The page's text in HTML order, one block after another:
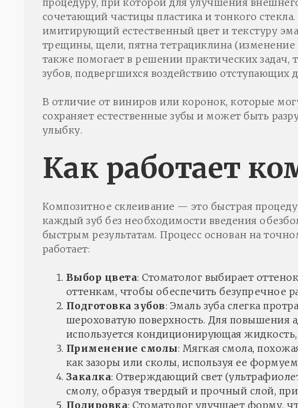
процедуру, при которой для улучшения
сочетающий частицы пластика и тонкого
имитирующий естественный цвет и текстуру
трещины, щели, пятна тетрациклина
также помогает в решении практических задач,
зубов, подвергшихся воздействию отступающих
В отличие от виниров или коронок, которые
сохраняет естественные зубы и может быть
улыбку.
Как работает
Композитное склеивание — это быстрая
каждый зуб без необходимости введения
быстрым результатам. Процесс основан на
работает:
Выбор цвета: Стоматолог выбирает
оттенкам, чтобы обеспечить безупречное
Подготовка зубов: Эмаль зуба слегка
шероховатую поверхность. Для повышения
используется кондиционирующая
Применение смолы: Мягкая смола,
как зазоры или сколы, используя ее
Закалка: Отверждающий свет
смолу, образуя твердый и прочный слой,
Полировка: Стоматолог улучшает форму,